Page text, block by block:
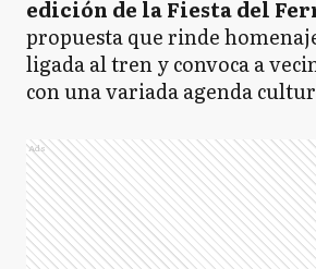
edición de la Fiesta del
propuesta que rinde
ligada al tren y convoca a
con una variada agenda
Ads